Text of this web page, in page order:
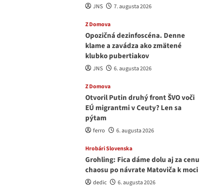
JNS 7. augusta 2026
Z Domova
Opozičná dezinfoscéna. Denne
klame a zavádza ako zmätené
klubko pubertiakov
JNS 6. augusta 2026
Z Domova
Otvoril Putin druhý front ŠVO voči
EÚ migrantmi v Ceuty? Len sa
pýtam
ferro 6. augusta 2026
Hrobári Slovenska
Grohling: Fica dáme dolu aj za cenu
chaosu po návrate Matoviča k moci
dedic 6. augusta 2026